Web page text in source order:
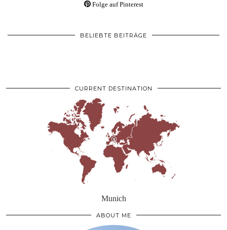
Folge auf Pinterest
BELIEBTE BEITRÄGE
CURRENT DESTINATION
Munich
ABOUT ME